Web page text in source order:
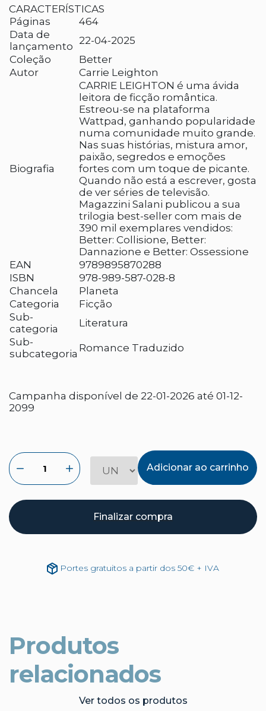
CARACTERÍSTICAS
Páginas
464
Data de
lançamento 22-04-2025
Coleção
Better
Autor
Carrie Leighton
Biografia
CARRIE LEIGHTON é uma ávida
leitora de ficção romântica.
Estreou-se na plataforma
Wattpad, ganhando popularidade
numa comunidade muito grande.
Nas suas histórias, mistura amor,
paixão, segredos e emoções
fortes com um toque de picante.
Quando não está a escrever, gosta
de ver séries de televisão.
Magazzini Salani publicou a sua
trilogia best-seller com mais de
390 mil exemplares vendidos:
Better: Collisione, Better:
Dannazione e Better: Ossessione
EAN
9789895870288
ISBN
978-989-587-028-8
Chancela
Planeta
Categoria
Ficção
Sub-
categoria
Literatura
Sub-
subcategoria Romance Traduzido
Campanha disponível de 22-01-2026 até 01-12-
2099
Adicionar ao carrinho
Finalizar compra
Portes gratuitos a partir dos 50€ + IVA
Produtos
relacionados
Ver todos os produtos